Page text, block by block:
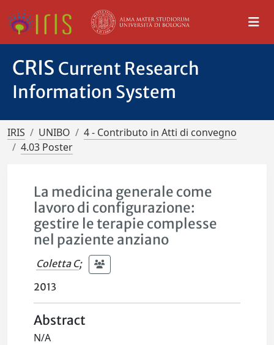
CRIS Current Research
Information System
IRIS UNIBO
4 - Contributo in Atti di convegno
4.03 Poster
La medicina generale come
lavoro di configurazione:
gestire le terapie complesse
nel paziente anziano
Coletta C;
2013
Abstract
N/A